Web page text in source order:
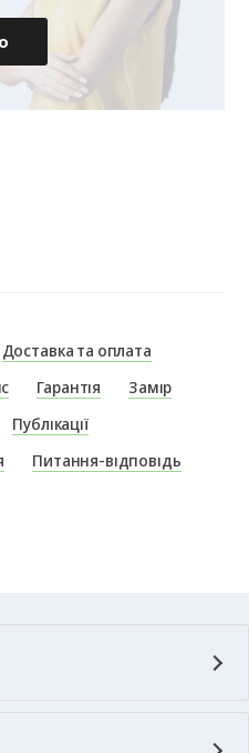
Доставка та оплата
Гарантія
Замір
Публікації
Питання-відповідь